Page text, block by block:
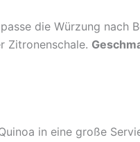
die Würzung nach
Zitronenschale.
in eine große